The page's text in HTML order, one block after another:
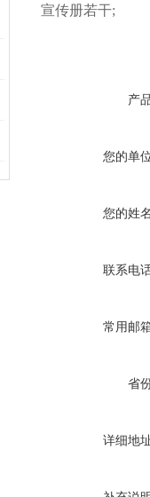
宣传册若干;
产
您的单
您的姓
联系电
常用邮
省
详细地